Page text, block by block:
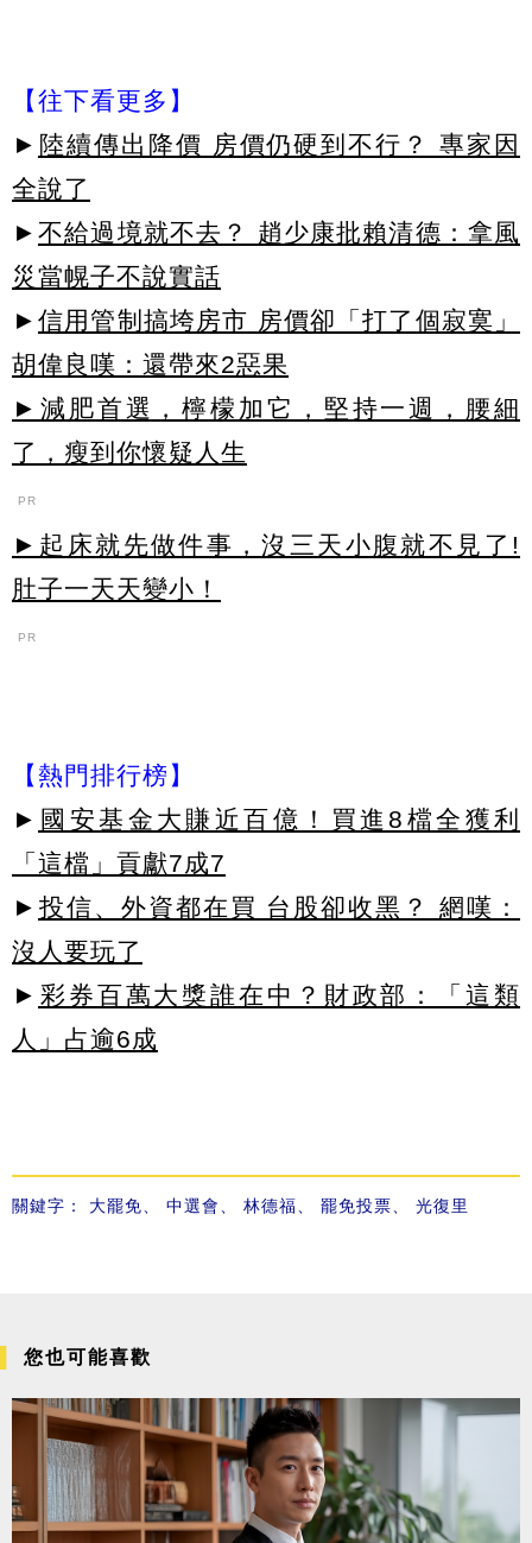
【往下看更多】
► 陸續傳出降價 房價仍硬到不行？ 專家因
全說了
► 不給過境就不去？ 趙少康批賴清德：拿風
災當幌子不說實話
► 信用管制搞垮房市 房價卻「打了個寂寞」
胡偉良嘆：還帶來2惡果
►減肥首選，檸檬加它，堅持一週，腰細
了，瘦到你懷疑人生
PR
►起床就先做件事，沒三天小腹就不見了!
肚子一天天變小！
PR
【熱門排行榜】
► 國安基金大賺近百億！買進8檔全獲利
「這檔」貢獻7成7
► 投信、外資都在買 台股卻收黑？ 網嘆：
沒人要玩了
► 彩券百萬大獎誰在中？財政部：「這類
人」占逾6成
關鍵字： 大罷免 中選會 林德福 罷免投票 光復里
您也可能喜歡